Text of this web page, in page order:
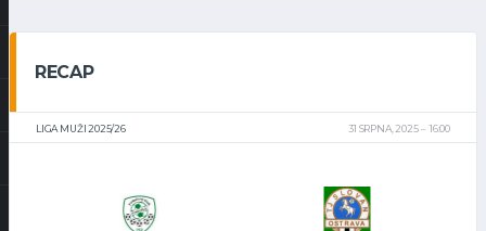
RECAP
LIGA MUŽI 2025/26 31 SRPNA, 2025 16:00